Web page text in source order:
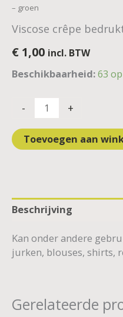
– groen
Viscose crêpe
€ 1,00 incl. BTW
Beschikbaarheid:63
- +
Toevoegen aan
Beschrijving
Kan onder andere
jurken, blouses, shirts,
Gerelateerde